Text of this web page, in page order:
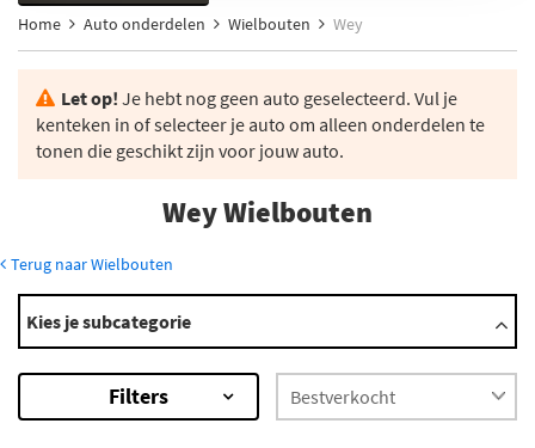
Home
Auto onderdelen Wielbouten Wey
Let op! Je hebt nog geen auto geselecteerd. Vul je
kenteken in of selecteer je auto om alleen onderdelen te
tonen die geschikt zijn voor jouw auto.
Wey Wielbouten
Terug naar Wielbouten
Modellen
Coffee 01
Coffee 02
Kies je subcategorie
Filters